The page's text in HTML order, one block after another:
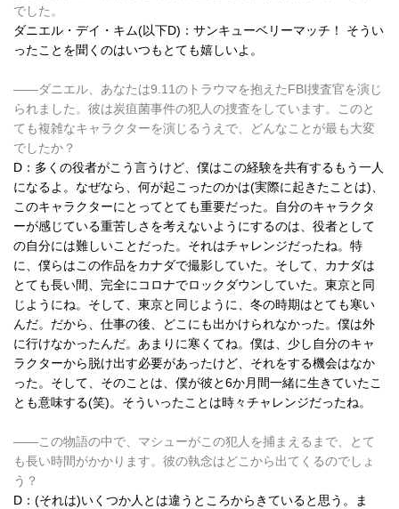
でした。
ダニエル・デイ・キム(以下D)：サンキューベリーマッチ！ そうい
ったことを聞くのはいつもとても嬉しいよ。
――ダニエル、あなたは9.11のトラウマを抱えたFBI捜査官を演じ
られました。彼は炭疽菌事件の犯人の捜査をしています。このと
ても複雑なキャラクターを演じるうえで、どんなことが最も大変
でしたか？
D：多くの役者がこう言うけど、僕はこの経験を共有するもう一人
になるよ。なぜなら、何が起こったのかは(実際に起きたことは)、
このキャラクターにとってとても重要だった。自分のキャラクタ
ーが感じている重苦しさを考えないようにするのは、役者として
の自分には難しいことだった。それはチャレンジだったね。特
に、僕らはこの作品をカナダで撮影していた。そして、カナダは
とても長い間、完全にコロナでロックダウンしていた。東京と同
じようにね。そして、東京と同じように、冬の時期はとても寒い
んだ。だから、仕事の後、どこにも出かけられなかった。僕は外
に行けなかったんだ。あまりに寒くてね。僕は、少し自分のキャ
ラクターから脱け出す必要があったけど、それをする機会はなか
った。そして、そのことは、僕が彼と6か月間一緒に生きていたこ
とも意味する(笑)。そういったことは時々チャレンジだったね。
――この物語の中で、マシューがこの犯人を捕まえるまで、とて
も長い時間がかかります。彼の執念はどこから出てくるのでしょ
う？
D：(それは)いくつか人とは違うところからきていると思う。ま